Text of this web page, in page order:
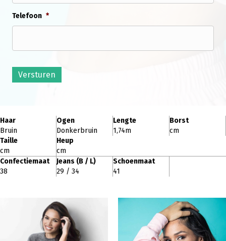
Telefoon *
Versturen
Haar
Bruin
Ogen
Donkerbruin
Lengte
1,74m
Borst
cm
Taille
cm
Heup
cm
Confectiemaat
38
Jeans (B / L)
29 / 34
Schoenmaat
41